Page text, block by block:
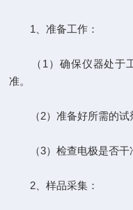
1、准备工作：
（1）确保仪器处于工
准。
（2）准备好所需的试
（3）检查电极是否干
2、样品采集：